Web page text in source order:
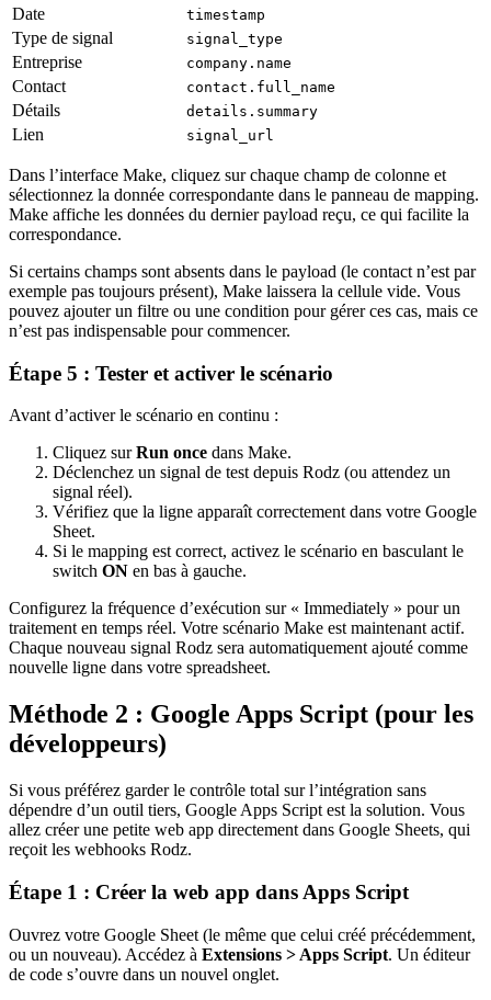
Date
timestamp
Type de signal signal_type
Entreprise company.name
Contact contact.full_name
Détails details.summary
Lien signal_url
Dans l’interface Make, cliquez sur chaque champ de colonne et
sélectionnez la donnée correspondante dans le panneau de mapping.
Make affiche les données du dernier payload reçu, ce qui facilite la
correspondance.
Si certains champs sont absents dans le payload (le contact n’est par
exemple pas toujours présent), Make laissera la cellule vide. Vous
pouvez ajouter un filtre ou une condition pour gérer ces cas, mais ce
n’est pas indispensable pour commencer.
Étape 5 : Tester et activer le scénario
Avant d’activer le scénario en continu :
Cliquez surRun once dans Make.
Déclenchez un signal de test depuis Rodz (ou attendez un
signal réel).
Vérifiez que la ligne apparaît correctement dans votre Google
Sheet.
Si le mapping est correct, activez le scénario en basculant le
switch ON en bas à gauche.
Configurez la fréquence d’exécution sur « Immediately » pour un
traitement en temps réel. Votre scénario Make est maintenant actif.
Chaque nouveau signal Rodz sera automatiquement ajouté comme
nouvelle ligne dans votre spreadsheet.
Méthode 2 : Google Apps Script (pour les
développeurs)
Si vous préférez garder le contrôle total sur l’intégration sans
dépendre d’un outil tiers, Google Apps Script est la solution. Vous
allez créer une petite web app directement dans Google Sheets, qui
reçoit les webhooks Rodz.
Étape 1 : Créer la web app dans Apps Script
Ouvrez votre Google Sheet (le même que celui créé précédemment,
ou un nouveau). Accédez à Extensions > Apps Script. Un éditeur
de code s’ouvre dans un nouvel onglet.